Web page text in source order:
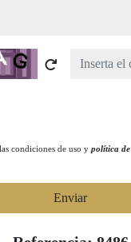
condiciones de uso y política
Enviar